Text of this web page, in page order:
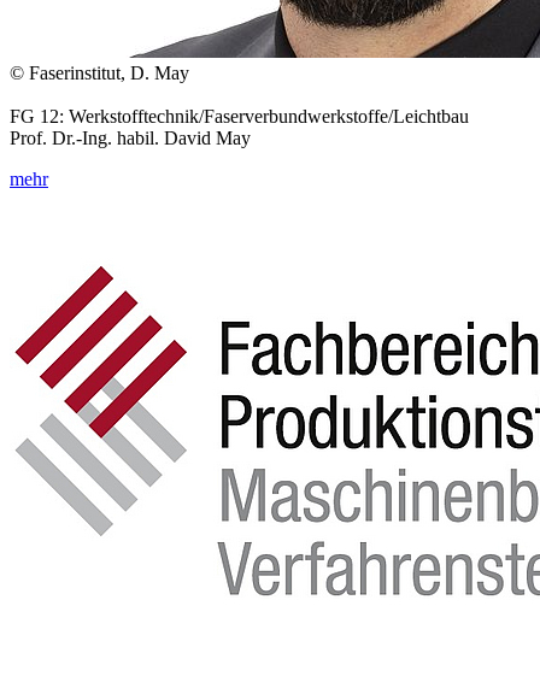
© Faserinstitut, D. May
FG 12: Werkstofftechnik/Faserverbundwerkstoffe/Leichtbau
Prof. Dr.-Ing. habil. David May
mehr